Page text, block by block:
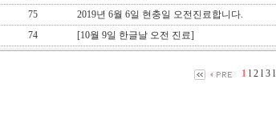
75
2019년 6월 6일 현충일 오전진료합니다.
74
[10월 9일 한글날 오전 진료]
1l 2l 3l